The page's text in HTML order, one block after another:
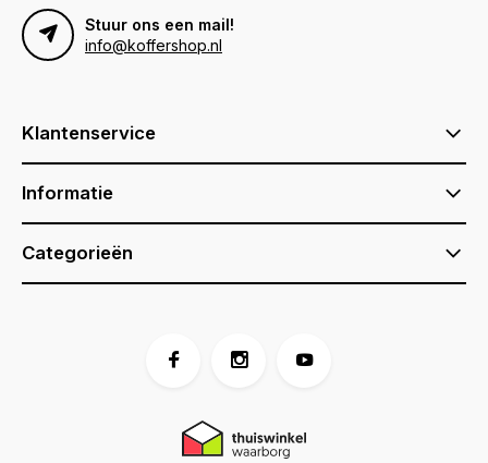
Stuur ons een mail!
info@koffershop.nl
Klantenservice
Informatie
Categorieën